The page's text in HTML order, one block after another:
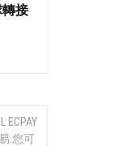
接
躁
ECPAY
.您可